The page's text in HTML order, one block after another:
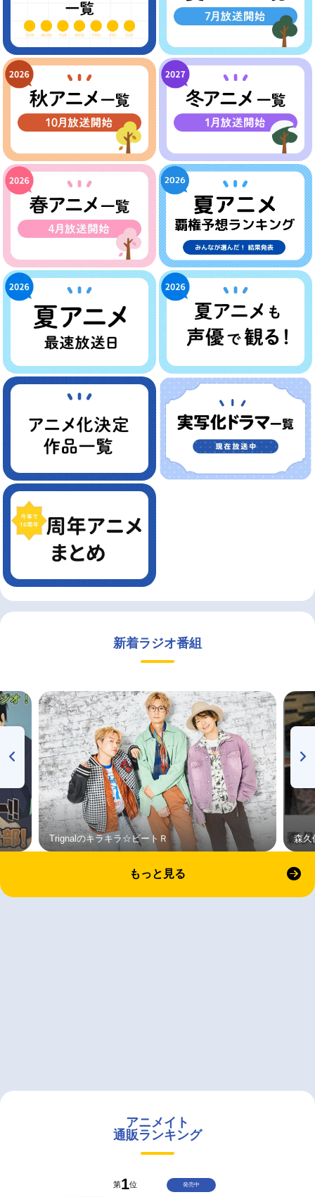
新着ラジオ番組
Trignalのキラキラ☆ビートＲ 森久
もっと見る
アニメイト
通販ランキング
第1位 発売中